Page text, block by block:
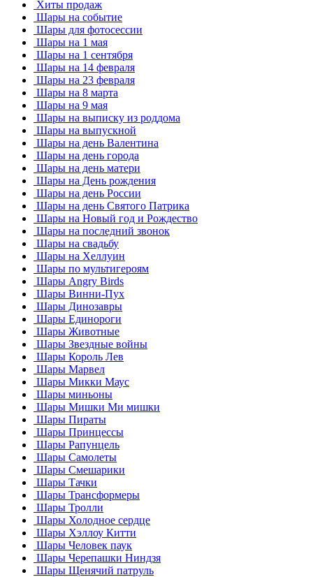
Хиты продаж
Шары на событие
Шары для фотосессии
Шары на 1 мая
Шары на 1 сентября
Шары на 14 февраля
Шары на 23 февраля
Шары на 8 марта
Шары на 9 мая
Шары на выписку из роддома
Шары на выпускной
Шары на день Валентина
Шары на день города
Шары на день матери
Шары на День рождения
Шары на день России
Шары на день Святого Патрика
Шары на Новый год и Рождество
Шары на последний звонок
Шары на свадьбу
Шары на Хеллуин
Шары по мультигероям
Шары Angry Birds
Шары Винни-Пух
Шары Динозавры
Шары Единороги
Шары Животные
Шары Звездные войны
Шары Король Лев
Шары Марвел
Шары Микки Маус
Шары миньоны
Шары Мишки Ми мишки
Шары Пираты
Шары Принцессы
Шары Рапунцель
Шары Самолеты
Шары Смешарики
Шары Тачки
Шары Трансформеры
Шары Тролли
Шары Холодное сердце
Шары Хэллоу Китти
Шары Человек паук
Шары Черепашки Ниндзя
Шары Щенячий патруль